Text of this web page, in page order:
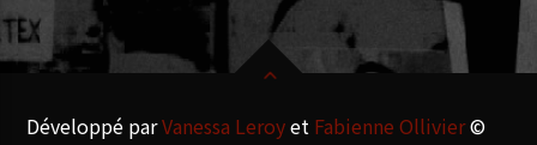
Développé parVanessa Leroyet Fabienne Ollivier©